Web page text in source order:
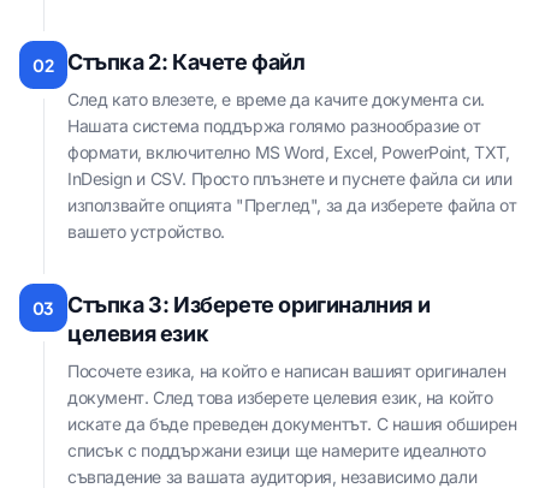
02 Стъпка 2: Качете файл
След като влезете, е време да качите документа си.
Нашата система поддържа голямо разнообразие от
формати, включително MS Word, Excel, PowerPoint, TXT,
InDesign и CSV. Просто плъзнете и пуснете файла си или
използвайте опцията "Преглед", за да изберете файла от
вашето устройство.
03
Стъпка 3: Изберете оригиналния и
целевия език
Посочете езика, на който е написан вашият оригинален
документ. След това изберете целевия език, на който
искате да бъде преведен документът. С нашия обширен
списък с поддържани езици ще намерите идеалното
съвпадение за вашата аудитория, независимо дали